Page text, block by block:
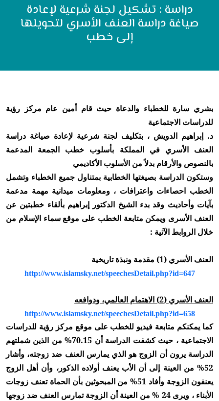
دراسة : تشكيل لجنة شرعية لإعادة
صياغة دراسة العنف الأسري لتحويلها
إلى خطب
بشري سارة للخطباء والدعاة حيث قام أمين عام مركز رؤية
للدراسات الاجتماعية
د. إبراهيم الدويش ، بتكليف لجنة شرعية لإعادة صياغة دراسة
العنف الأسري في المملكة بأسلوب خطب الجمعة المدعمة
بالنصوص والأرقام بدلاً من الأسلوب الأكاديمي
وستكون الدراسة بصيغتها الخطابية بمتناول جميع الخطباء وتشمل
الخطب احصاءات واعترافات ، ومعلومات ميدانية مهمة مدعمة
بآيات وأحاديث وقد بدء الشيخ الدكتور إبراهيم بألقاء خطبتين عن
العنف الأسرى ويمكن متابعة الخطب على موقع سماء الإسلام من
خلال الروابط الآتية :
العنف الأسري (1) مقدمة ونبذة تاريخية
http://www.islamsky.net/speechesDetail.php?id=647
العنف الأسري (2) الاهتمام العالمي، ودوافعه
http://www.islamsky.net/speechesDetail.php?id=658
كما يمكنكم متابعة فيديو للخطب على موقع مركز رؤية للدراسات
الاجتماعية ، حيث كشفت الدراسة أن 70.15% من الذين شملتهم
الدراسة يرون أن الزوج هو الذي يمارس العنف ضد زوجته، وأشار
52% من العينة إلى أن الأب يعنف أولاده الذكور، وأن أهل الزوج
يعنفون الزوجة وأفاد 51% من المبحوثين بأن الحماة تعنف زوجات
الأبناء ، ويرى 24 % من العينة أن الزوجة تمارس العنف ضد زوجها